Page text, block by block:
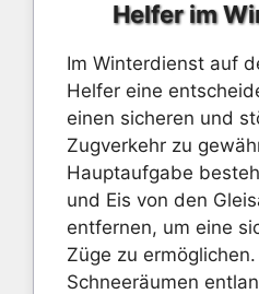
Helfer im
Im Winterdienst auf
Helfer eine
einen sicheren und
Zugverkehr zu
Hauptaufgabe
und Eis von den
entfernen, um eine
Züge zu
Schneeräumen